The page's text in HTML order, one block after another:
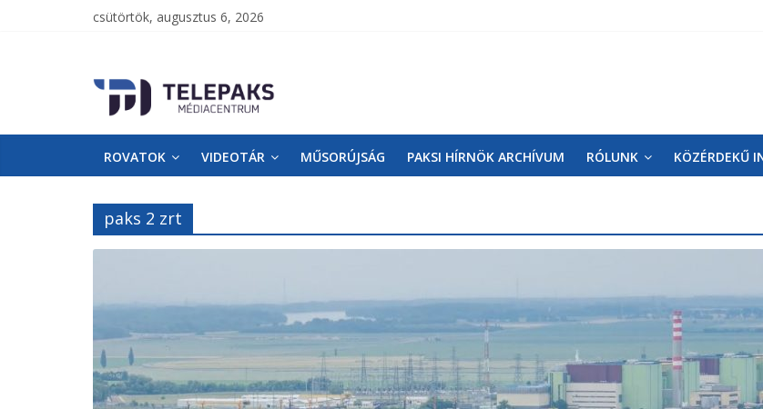
csütörtök, augusztus 6, 2026
TelePaks
Médiacentrum
TelePaks
Kistérségi
Televízió
honlapja
ROVATOK VIDEOTÁR MŰSORÚJSÁG PAKSI HÍRNÖK ARCHÍVUM RÓLUNK KÖZÉRDEKŰ
paks 2 zrt